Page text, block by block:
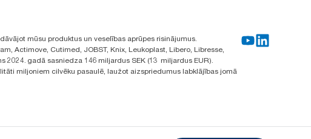
mūsu produktus un veselības aprūpes risinājumus.
Actimove, Cutimed, JOBST, Knix, Leukoplast, Libero, Libresse,
2024. gadā sasniedza 146 miljardus SEK (13 miljardus EUR).
miljoniem cilvēku pasaulē, laužot aizspriedumus labklājības jomā